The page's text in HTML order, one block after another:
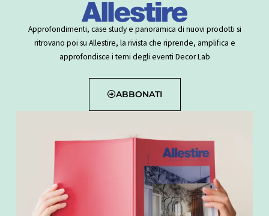
Approfondimenti, case study e panoramica di nuovi prodotti si
ritrovano poi su Allestire, la rivista che riprende, amplifica e
approfondisce i temi degli eventi Decor Lab
ABBONATI